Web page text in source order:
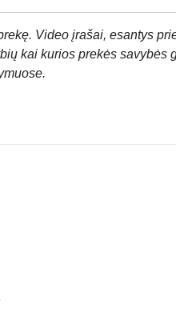
Video įrašai, esantys
kai kurios prekės savybės